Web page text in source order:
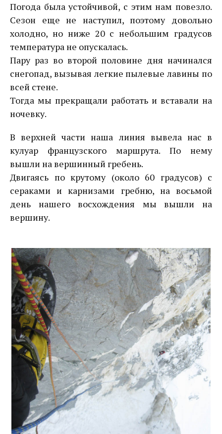
Погода была устойчивой, с этим нам повезло.
Сезон еще не наступил, поэтому довольно
холодно, но ниже 20 с небольшим градусов
температура не опускалась.
Пару раз во второй половине дня начинался
снегопад, вызывая легкие пылевые лавины по
всей стене.
Тогда мы прекращали работать и вставали на
ночевку.
В верхней части наша линия вывела нас в
кулуар французского маршрута. По нему
вышли на вершинный гребень.
Двигаясь по крутому (около 60 градусов) с
сераками и карнизами гребню, на восьмой
день нашего восхождения мы вышли на
вершину.